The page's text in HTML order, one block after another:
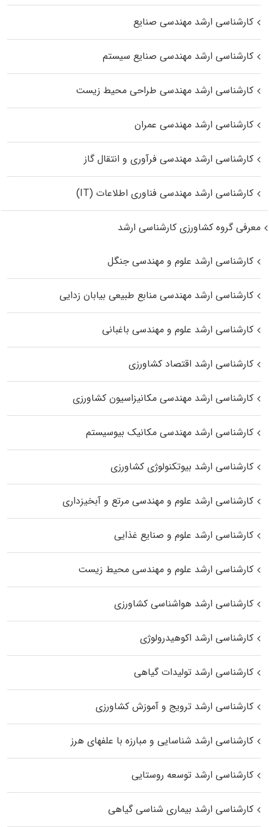
کارشناسی ارشد مهندسی صنایع
کارشناسی ارشد مهندسی صنایع سیستم
کارشناسی ارشد مهندسی طراحی محیط زیست
کارشناسی ارشد مهندسی عمران
کارشناسی ارشد مهندسی فرآوری و انتقال گاز
کارشناسی ارشد مهندسی فناوری اطلاعات (IT)
معرفی گروه کشاورزی کارشناسی ارشد
کارشناسی ارشد علوم و مهندسی جنگل
کارشناسی ارشد مهندسی منابع طبیعی بیابان زدایی
کارشناسی ارشد علوم و مهندسی باغبانی
کارشناسی ارشد اقتصاد کشاورزی
کارشناسی ارشد مهندسی مکانیزاسیون کشاورزی
کارشناسی ارشد مهندسی مکانیک بیوسیستم
کارشناسی ارشد بیوتکنولوژی کشاورزی
کارشناسی ارشد علوم و مهندسی مرتع و آبخیزداری
کارشناسی ارشد علوم و صنایع غذایی
کارشناسی ارشد علوم و مهندسی محیط زیست
کارشناسی ارشد هواشناسی کشاورزی
کارشناسی ارشد اکوهیدرولوژی
کارشناسی ارشد تولیدات گیاهی
کارشناسی ارشد ترویج و آموزش کشاورزی
کارشناسی ارشد شناسایی و مبارزه با علفهای هرز
کارشناسی ارشد توسعه روستایی
کارشناسی ارشد بیماری‌ شناسی گیاهی